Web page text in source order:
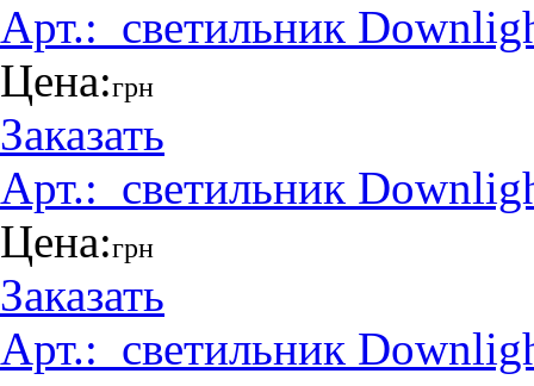
Арт.: _светильник
Цена:грн
Заказать
Арт.: _светильник
Цена:грн
Заказать
Арт.: _светильник